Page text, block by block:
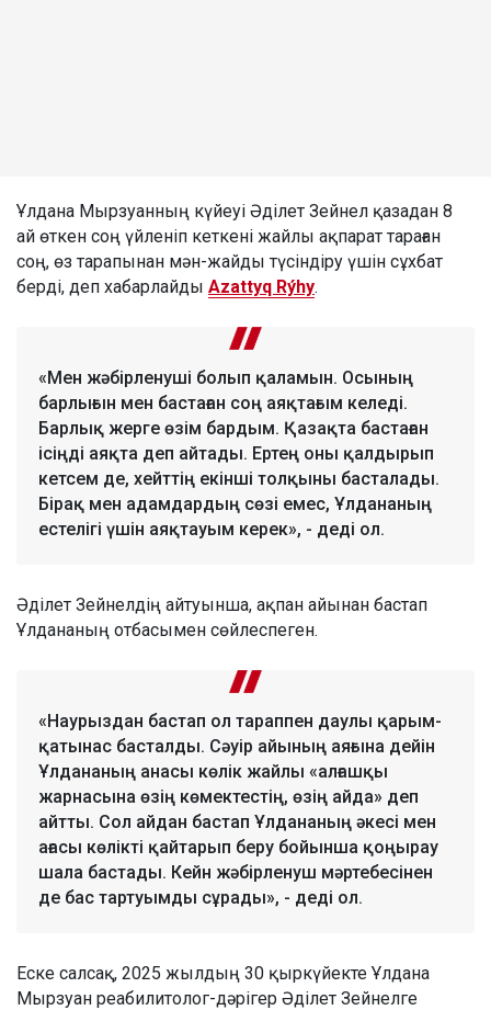
Ұлдана Мырзуанның күйеуі Әділет Зейнел қазадан 8
ай өткен соң үйленіп кеткені жайлы ақпарат тараған
соң, өз тарапынан мән-жайды түсіндіру үшін сұхбат
берді, деп хабарлайды Azattyq Rýhy.
«Мен жәбірленуші болып қаламын. Осының
барлығын мен бастаған соң аяқтағым келеді.
Барлық жерге өзім бардым. Қазақта бастаған
ісіңді аяқта деп айтады. Ертең оны қалдырып
кетсем де, хейттің екінші толқыны басталады.
Бірақ мен адамдардың сөзі емес, Ұлдананың
естелігі үшін аяқтауым керек», - деді ол.
Әділет Зейнелдің айтуынша, ақпан айынан бастап
Ұлдананың отбасымен сөйлеспеген.
«Наурыздан бастап ол тараппен даулы қарым-
қатынас басталды. Сәуір айының аяғына дейін
Ұлдананың анасы көлік жайлы «алғашқы
жарнасына өзің көмектестің, өзің айда» деп
айтты. Сол айдан бастап Ұлдананың әкесі мен
ағасы көлікті қайтарып беру бойынша қоңырау
шала бастады. Кейн жәбірленуш мәртебесінен
де бас тартуымды сұрады», - деді ол.
Еске салсақ, 2025 жылдың 30 қыркүйекте Ұлдана
Мырзуан реабилитолог-дәрігер Әділет Зейнелге